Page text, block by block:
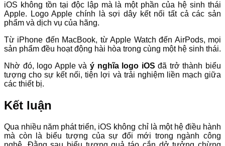
iOS không tồn tại độc lập mà là một phần của hệ sinh thái
Apple. Logo Apple chính là sợi dây kết nối tất cả các sản
phẩm và dịch vụ của hãng.
Từ iPhone đến MacBook, từ Apple Watch đến AirPods, mọi
sản phẩm đều hoạt động hài hòa trong cùng một hệ sinh thái.
Nhờ đó, logo Apple và ý nghĩa logo iOS đã trở thành biểu
tượng cho sự kết nối, tiện lợi và trải nghiệm liền mạch giữa
các thiết bị.
Kết luận
Qua nhiều năm phát triển, iOS không chỉ là một hệ điều hành
mà còn là biểu tượng của sự đổi mới trong ngành công